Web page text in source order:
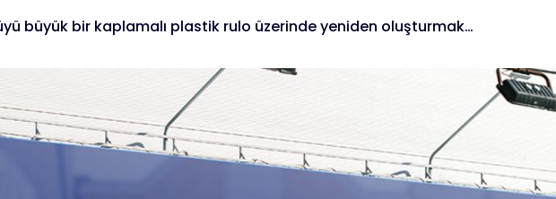
büyük bir kaplamalı plastik rulo üzerinde yeniden oluşturmak…